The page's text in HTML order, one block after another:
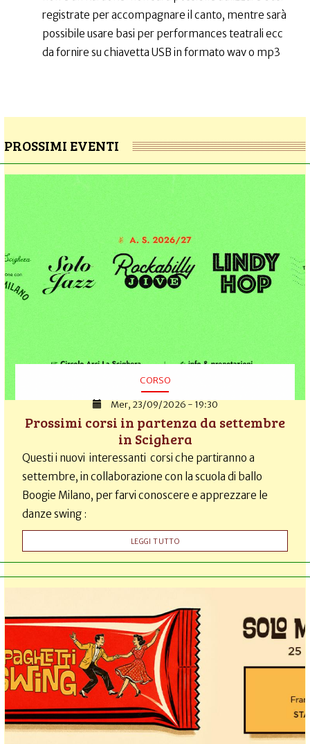
registrate per accompagnare il canto, mentre sarà
possibile usare basi per performances teatrali ecc
da fornire su chiavetta USB in formato wav o mp3
PROSSIMI EVENTI
CORSO
Mer, 23/09/2026 - 19:30
Prossimi corsi in partenza da settembre
in Scighera
Questi i nuovi interessanti corsi che partiranno a
settembre, in collaborazione con la scuola di ballo
Boogie Milano, per farvi conoscere e apprezzare le
danze swing :
LEGGI TUTTO